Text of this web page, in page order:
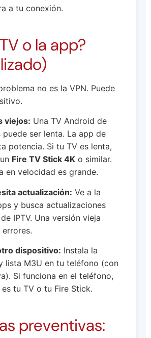
a tu conexión.
o la app?
no es la VPN. Puede
viejos: Una TV Android de
puede ser lenta. La app de
potencia. Si tu TV es lenta,
Fire TV Stick 4K o similar.
en velocidad es grande.
actualización: Ve a la
y busca actualizaciones
IPTV. Una versión vieja
dispositivo: Instala la
lista M3U en tu teléfono (con
Si funciona en el teléfono,
tu TV o tu Fire Stick.
preventivas: